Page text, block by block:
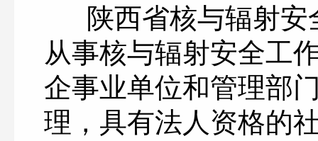
陕西省核与辐射安
从事核与辐射安全工
企事业单位和管理部
理，具有法人资格的